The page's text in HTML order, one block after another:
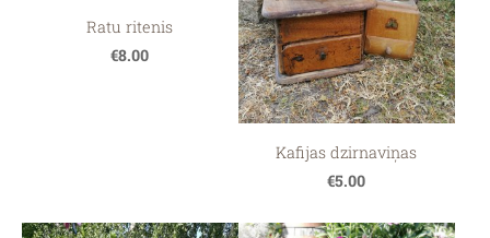
Ratu ritenis
€8.00
Kafijas dzirnaviņas
€5.00